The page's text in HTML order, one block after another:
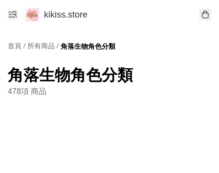
kikiss.store
首頁 / 所有商品 / 角落生物角色分類
角落生物角色分類
478項 商品